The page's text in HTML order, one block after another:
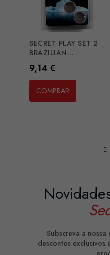
SECRET PLAY SET 2
BRAZILIAN...
Preço
9,14 €
COMPRAR
Subscreva a
descontos exclusivos